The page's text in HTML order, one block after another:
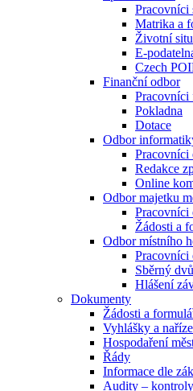
Pracovníci
Matrika a
Životní
E-
Czech
Finanční odbor
Pracovníci
Pokladna
Dotace
Odbor
Pracovníci
Redakce
Online
Odbor majetku
Pracovníci
Žádosti a
Odbor místního
Pracovníci
Sběrný
Hlášení
Dokumenty
Žádosti a
Vyhlášky a
Hospodaření
Řády
Informace dle
Audity – kontroly